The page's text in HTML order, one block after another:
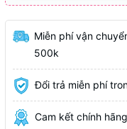
Miễn phí vận
500k
Đổi trả miễn phí
Cam kết chính